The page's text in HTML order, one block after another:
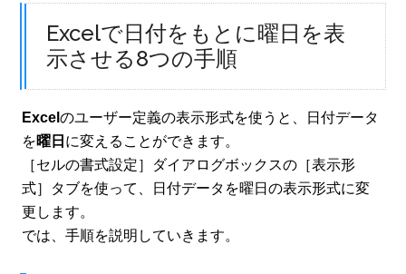
Excelで日付をもとに曜日を表
示させる8つの手順
Excelのユーザー定義の表示形式を使うと、日付データ
を曜日 に変えることができます。
［セルの書式設定］ダイアログボックスの［表示形
式］タブを使って、日付データを曜日の表示形式に変
更します。
では、手順を説明していきます。